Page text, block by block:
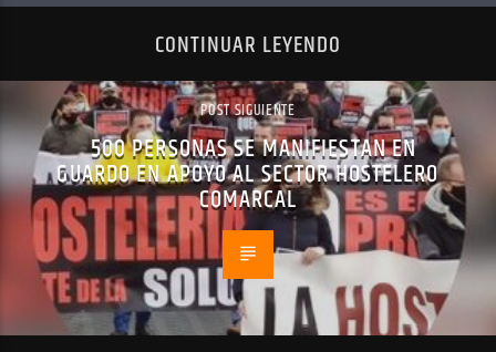
CONTINUAR LEYENDO
POST SIGUIENTE
500 PERSONAS SE MANIFIESTAN EN
GUARDO EN APOYO AL SECTOR HOSTELERO
COMARCAL